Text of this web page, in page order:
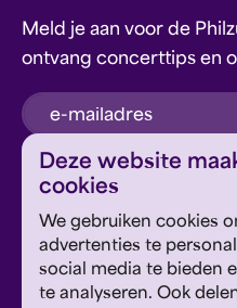
Deze website
cookies
We gebruiken cookies
advertenties te
social media te bieden
te analyseren. Ook
Meld je aan voor de
ontvang concerttips en
inschrijven
Google's Privacyverklaring
van toepassing.
Geef om Philzuid en
steun ons